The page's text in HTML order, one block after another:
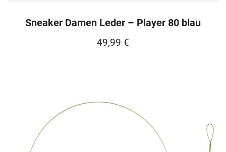
Sneaker Damen Leder – Player 80 blau
49,99 €